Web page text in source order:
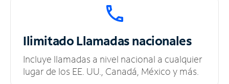
IlimitadoLlamadas nacionales
Incluye llamadas a nivel nacional a cualquier
lugar de los EE. UU., Canadá, México y más.